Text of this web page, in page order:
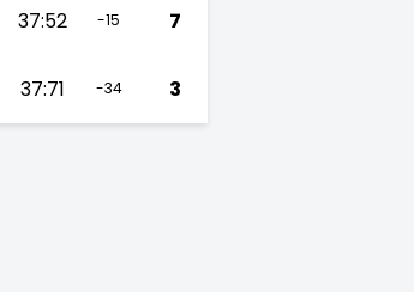
37:52 -15 7
37:71 -34 3